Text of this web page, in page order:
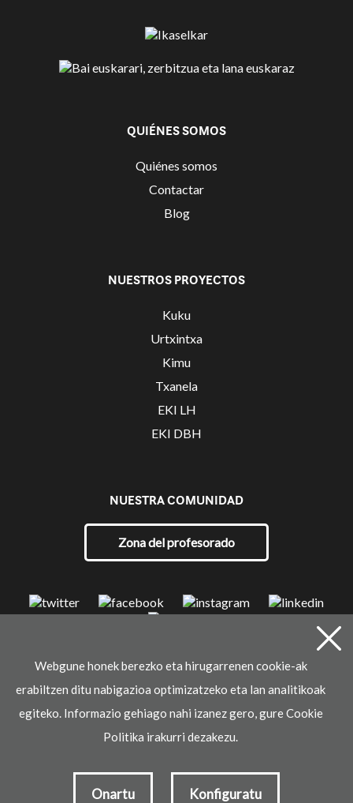
QUIÉNES SOMOS
Quiénes somos
Contactar
Blog
NUESTROS PROYECTOS
Kuku
Urtxintxa
Kimu
Txanela
EKI LH
EKI DBH
NUESTRA COMUNIDAD
Zona del profesorado
Desarrollado por
Webgune honek berezko eta hirugarrenen cookie-ak
erabiltzen ditu nabigazioa optimizatzeko eta lan analitikoak
egiteko. Informazio gehiago nahi izanez gero, gure Cookie
Politika irakurri dezakezu.
Onartu Konfiguratu